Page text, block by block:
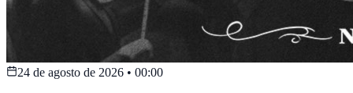
24 de agosto de 2026 • 00:00